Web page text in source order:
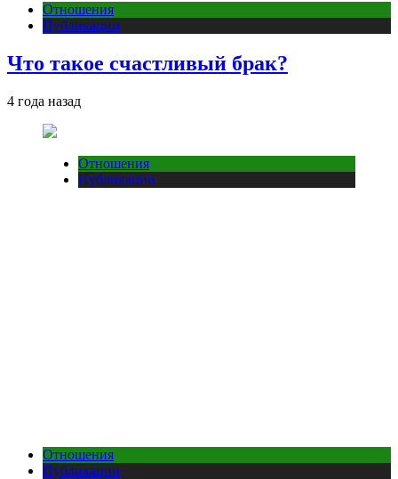
Отношения
Публикации
Что такое счастливый брак?
4 года назад
Отношения
Публикации
Отношения
Публикации